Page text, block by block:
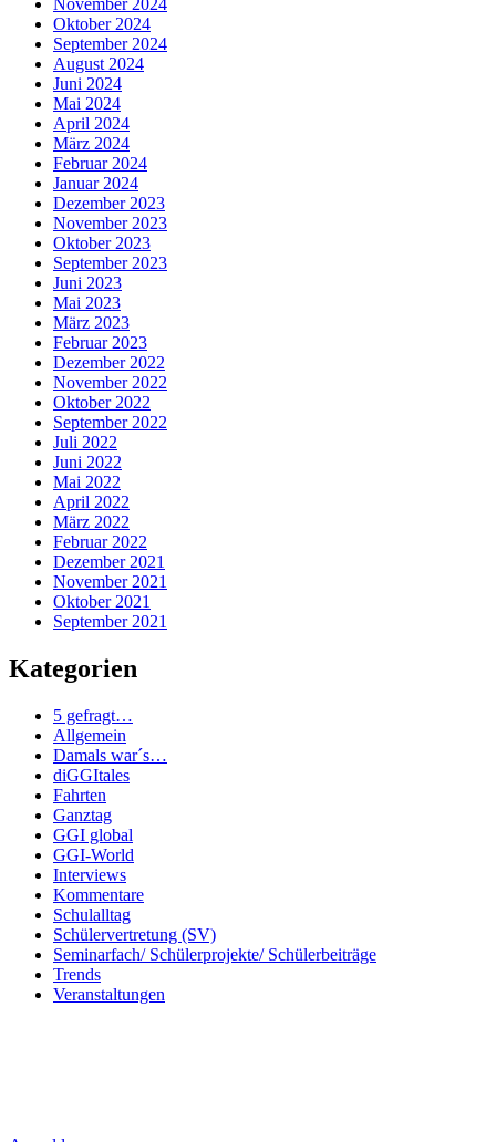
November 2024
Oktober 2024
September 2024
August 2024
Juni 2024
Mai 2024
April 2024
März 2024
Februar 2024
Januar 2024
Dezember 2023
November 2023
Oktober 2023
September 2023
Juni 2023
Mai 2023
März 2023
Februar 2023
Dezember 2022
November 2022
Oktober 2022
September 2022
Juli 2022
Juni 2022
Mai 2022
April 2022
März 2022
Februar 2022
Dezember 2021
November 2021
Oktober 2021
September 2021
Kategorien
5 gefragt…
Allgemein
Damals war´s…
diGGItales
Fahrten
Ganztag
GGI global
GGI-World
Interviews
Kommentare
Schulalltag
Schülervertretung (SV)
Seminarfach/ Schülerprojekte/ Schülerbeiträge
Trends
Veranstaltungen